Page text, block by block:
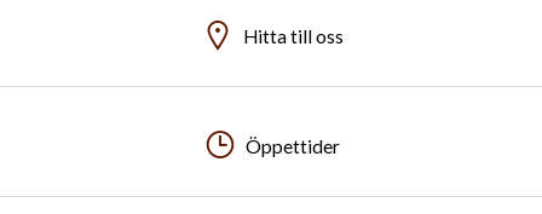
Hitta till oss
Öppettider